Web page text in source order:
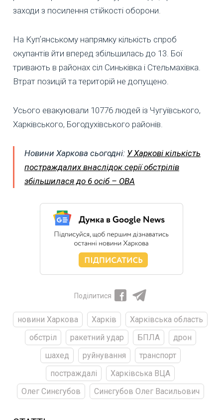
заходи з посилення стійкості оборони.
На Купʼянському напрямку кількість спроб
окупантів йти вперед збільшилась до 13. Бої
тривають в районах сіл Синьківка і Стельмахівка.
Втрат позицій та територій не допущено.
Усього евакуювали 10776 людей із Чугуївського,
Харківського, Богодухівського районів.
Новини Харкова сьогодні: У Харкові кількість
постраждалих внаслідок серії обстрілів
збільшилася до 6 осіб – ОВА
Поділитися
новини Харкова Харків
Харківська область
обстріл
ракетний удар БПЛА
дрон
шахед
руйнування
транспорт
постраждалі
Харківська ВЦА
Олег Синєгубов
Синєгубов Олег Васильович